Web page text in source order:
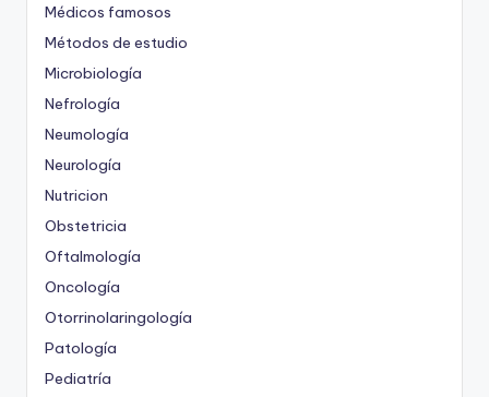
Médicos famosos
Métodos de estudio
Microbiología
Nefrología
Neumología
Neurología
Nutricion
Obstetricia
Oftalmología
Oncología
Otorrinolaringología
Patología
Pediatría